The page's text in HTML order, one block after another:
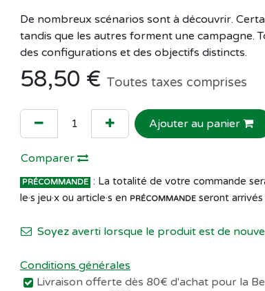
De nombreux scénarios sont à découvrir.
tandis que les autres forment une campagne.
des configurations et des objectifs distincts.
58,50 € Toutes taxes comprises
Ajouter au panier
Comparer
PRÉCOMMANDE : La totalité de votre commande
le·s jeu·x ou article·s en PRÉCOMMANDE seront
Soyez averti lorsque le produit est de
Conditions générales
Livraison offerte dès 80€ d'achat pour la